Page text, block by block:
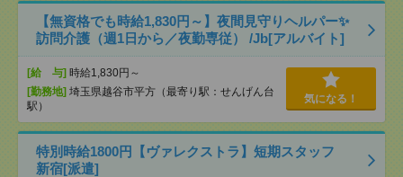
【無資格でも時給1,830円～】夜間見守りヘルパー✨
訪問介護（週1日から／夜勤専従） /Jb[アルバイト]
[給 与] 時給1,830円～
[勤務地] 埼玉県越谷市平方（最寄り駅：せんげん台
駅）
気になる！
特別時給1800円【ヴァレクストラ】短期スタッフ
新宿[派遣]